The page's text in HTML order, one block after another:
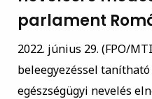
parlament
2022. június 29. (FPO/
beleegyezéssel
egészségügyi nevelés